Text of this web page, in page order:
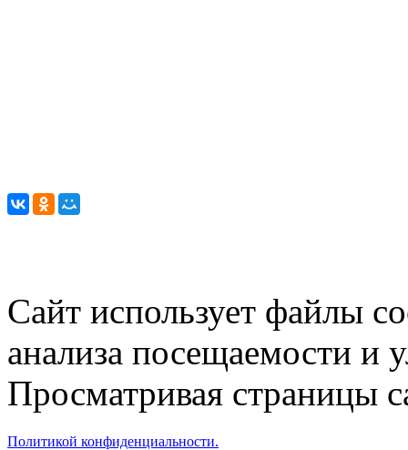
Сайт использует файлы
анализа посещаемости и
Просматривая страницы
Политикой конфиденциальности.